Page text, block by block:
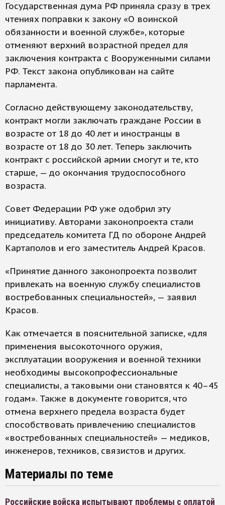
Государственная дума РФ приняла сразу в трех
чтениях поправки к закону «О воинской
обязанности и военной службе», которые
отменяют верхний возрастной предел для
заключения контракта с Вооруженными силами
РФ. Текст закона опубликован на сайте
парламента.
Согласно действующему законодательству,
контракт могли заключать граждане России в
возрасте от 18 до 40 лет и иностранцы в
возрасте от 18 до 30 лет. Теперь заключить
контракт с российской армии смогут и те, кто
старше, — до окончания трудоспособного
возраста.
Совет Федерации РФ уже одобрил эту
инициативу. Авторами законопроекта стали
председатель комитета ГД по обороне Андрей
Картаполов и его заместитель Андрей Красов.
«Принятие данного законопроекта позволит
привлекать на военную службу специалистов
востребованных специальностей», — заявил
Красов.
Как отмечается в пояснительной записке, «для
применения высокоточного оружия,
эксплуатации вооружения и военной техники
необходимы высокопрофессиональные
специалисты, а таковыми они становятся к 40–45
годам». Также в документе говорится, что
отмена верхнего предела возраста будет
способствовать привлечению специалистов
«востребованных специальностей» — медиков,
инженеров, техников, связистов и других.
Материалы по теме
Российские войска испытывают проблемы с оплатой